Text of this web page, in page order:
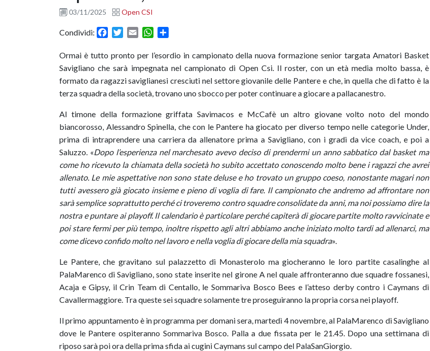
03/11/2025 Open CSI
Condividi: FacebookTwitter
Email WhatsApp
Ormai è tutto pronto per l’esordio in campionato della nuova formazione senior targata Amatori Basket
Savigliano che sarà impegnata nel campionato di Open Csi. Il roster, con un età media molto bassa, è
formato da ragazzi saviglianesi cresciuti nel settore giovanile delle Pantere e che, in quella che di fatto è la
terza squadra della società, trovano uno sbocco per poter continuare a giocare a pallacanestro.
Al timone della formazione griffata Savimacos e McCafè un altro giovane volto noto del mondo
biancorosso, Alessandro Spinella, che con le Pantere ha giocato per diverso tempo nelle categorie Under,
prima di intraprendere una carriera da allenatore prima a Savigliano, con i gradi da vice coach, e poi a
Saluzzo. «Dopo l’esperienza nel marchesato avevo deciso di prendermi un anno sabbatico dal basket ma
come ho ricevuto la chiamata della società ho subito accettato conoscendo molto bene i ragazzi che avrei
allenato. Le mie aspettative non sono state deluse e ho trovato un gruppo coeso, nonostante magari non
tutti avessero già giocato insieme e pieno di voglia di fare. Il campionato che andremo ad affrontare non
sarà semplice soprattutto perché ci troveremo contro squadre consolidate da anni, ma noi possiamo dire la
nostra e puntare ai playoff. Il calendario è particolare perché capiterà di giocare partite molto ravvicinate e
poi stare fermi per più tempo, inoltre rispetto agli altri abbiamo anche iniziato molto tardi ad allenarci, ma
come dicevo confido molto nel lavoro e nella voglia di giocare della mia squadra».
Le Pantere, che gravitano sul palazzetto di Monasterolo ma giocheranno le loro partite casalinghe al
PalaMarenco di Savigliano, sono state inserite nel girone A nel quale affronteranno due squadre fossanesi,
Acaja e Gipsy, il Crin Team di Centallo, le Sommariva Bosco Bees e l’atteso derby contro i Caymans di
Cavallermaggiore. Tra queste sei squadre solamente tre proseguiranno la propria corsa nei playoff.
Il primo appuntamento è in programma per domani sera, martedì 4 novembre, al PalaMarenco di Savigliano
dove le Pantere ospiteranno Sommariva Bosco. Palla a due fissata per le 21.45. Dopo una settimana di
riposo sarà poi ora della prima sfida ai cugini Caymans sul campo del PalaSanGiorgio.